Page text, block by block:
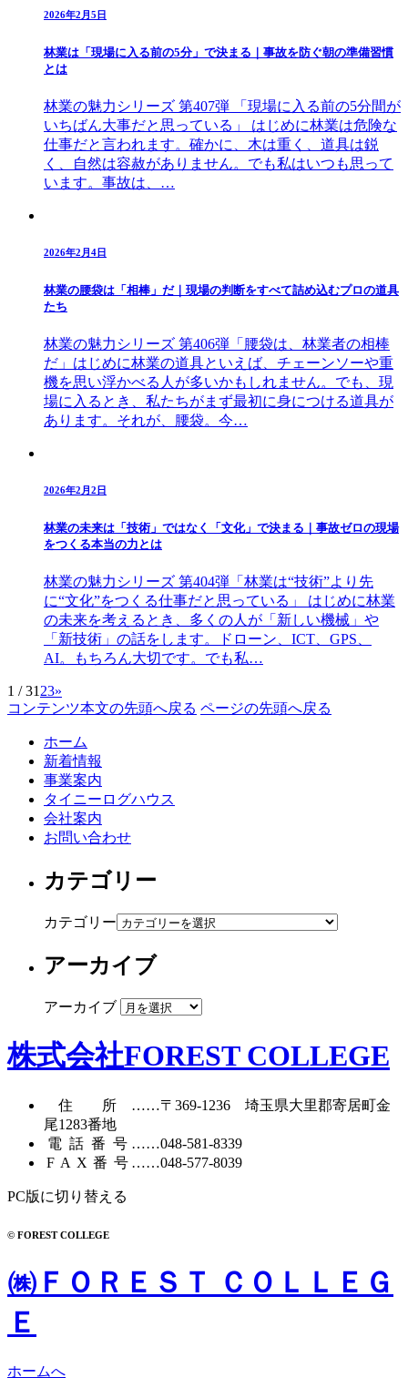
2026年2月5日
林業は「現場に入る前の5分」で決まる｜事故を防ぐ朝の準備習慣
とは
林業の魅力シリーズ 第407弾 「現場に入る前の5分間が
いちばん大事だと思っている」 はじめに林業は危険な
仕事だと言われます。確かに、木は重く、道具は鋭
く、自然は容赦がありません。でも私はいつも思って
います。事故は、…
2026年2月4日
林業の腰袋は「相棒」だ｜現場の判断をすべて詰め込むプロの道具
たち
林業の魅力シリーズ 第406弾「腰袋は、林業者の相棒
だ」はじめに林業の道具といえば、チェーンソーや重
機を思い浮かべる人が多いかもしれません。でも、現
場に入るとき、私たちがまず最初に身につける道具が
あります。それが、腰袋。今…
2026年2月2日
林業の未来は「技術」ではなく「文化」で決まる｜事故ゼロの現場
をつくる本当の力とは
林業の魅力シリーズ 第404弾「林業は“技術”より先
に“文化”をつくる仕事だと思っている」 はじめに林業
の未来を考えるとき、多くの人が「新しい機械」や
「新技術」の話をします。ドローン、ICT、GPS、
AI。もちろん大切です。でも私…
1 / 31 23»
コンテンツ本文の先頭へ戻る ページの先頭へ戻る
ホーム
新着情報
事業案内
タイニーログハウス
会社案内
お問い合わせ
カテゴリー
カテゴリー
アーカイブ
アーカイブ
株式会社FOREST COLLEGE
住所……〒369-1236 埼玉県大里郡寄居町金
尾1283番地
電話番号……048-581-8339
FAX番号……048-577-8039
PC版に切り替える
© FOREST COLLEGE
㈱ＦＯＲＥＳＴ ＣＯＬＬＥＧ
Ｅ
ホームへ